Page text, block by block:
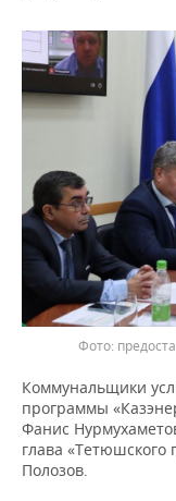
Коммунальщики
программы
Фанис
глава «Тетюшского
Полозов.